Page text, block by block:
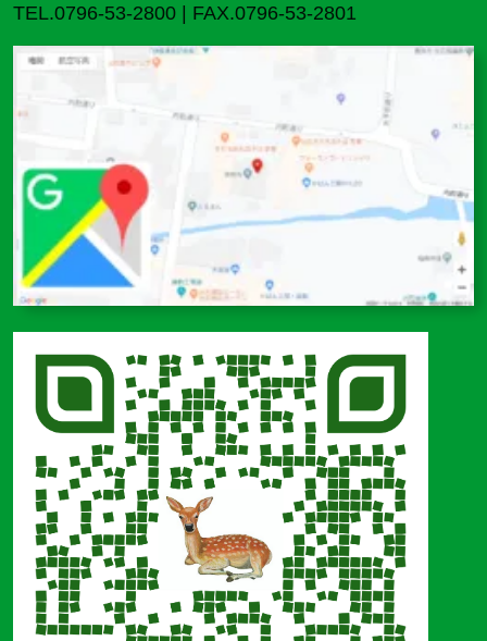
TEL.0796-53-2800 | FAX.0796-53-2801